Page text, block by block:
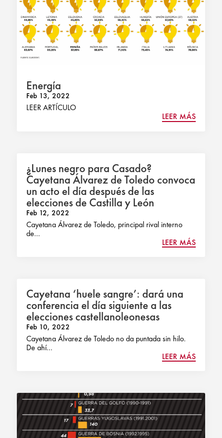
Energía
Feb 13, 2022
LEER ARTÍCULO
LEER MÁS
¿Lunes negro para Casado?
Cayetana Álvarez de Toledo convoca
un acto el día después de las
elecciones de Castilla y León
Feb 12, 2022
Cayetana Álvarez de Toledo, principal rival interno
de...
LEER MÁS
Cayetana ‘huele sangre’: dará una
conferencia el día siguiente a las
elecciones castellanoleonesas
Feb 10, 2022
Cayetana Álvarez de Toledo no da puntada sin hilo.
De ahí...
LEER MÁS